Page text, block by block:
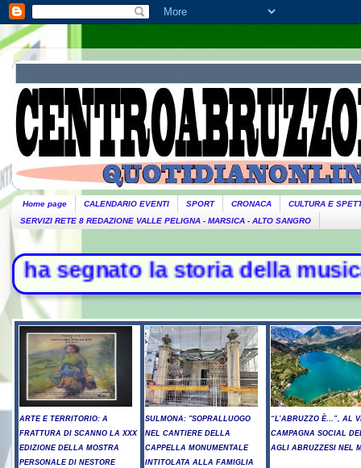
Home page CALENDARIO EVENTI SPORT CRONACA
CULTURA E
SERVIZI RETE 8 REDAZIONE VALLE PELIGNA - MARSICA - ALTO SANGRO
storia della musica -
ARTE E TERRITORIO: A
FRATTURA DI SCANNO LA XXX
EDIZIONE DELLA MOSTRA
PERSONALE DI NESTORE
SULMONA: "SOPRALLUOGO
NEL CANTIERE DELLA
CAPPELLA MONUMENTALE
INTITOLATA ALLA FAMIGLIA
“L’ABRUZZO È…”, AL
CAMPAGNA SOCIAL
AGLI ABRUZZESI NEL